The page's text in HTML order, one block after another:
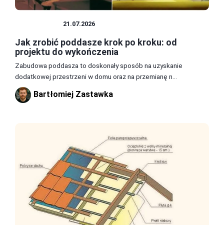
21.07.2026
Jak zrobić poddasze krok po kroku: od
projektu do wykończenia
Zabudowa poddasza to doskonały sposób na uzyskanie
dodatkowej przestrzeni w domu oraz na przemianę n...
Bartłomiej Zastawka